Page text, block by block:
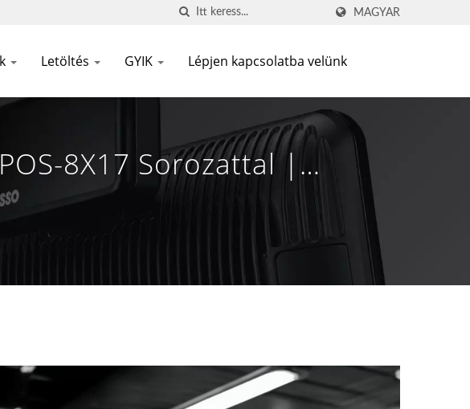
MAGYAR
Letöltés GYIK Lépjen kapcsolatba velünk
8X17 Sorozattal |
Óta | FAMETECH INC